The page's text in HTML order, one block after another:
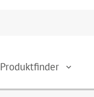
Produktfinder